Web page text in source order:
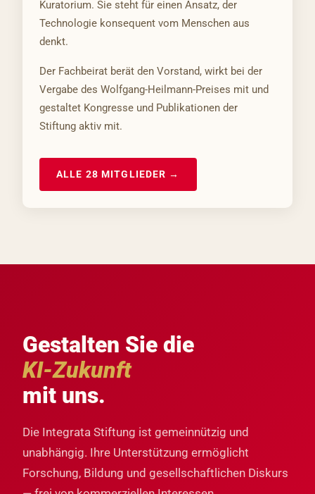
Kuratorium. Sie steht für einen Ansatz, der
Technologie konsequent vom Menschen aus
denkt.
Der Fachbeirat berät den Vorstand, wirkt bei der
Vergabe des Wolfgang-Heilmann-Preises mit und
gestaltet Kongresse und Publikationen der
Stiftung aktiv mit.
ALLE 28 MITGLIEDER →
Gestalten Sie die
KI-Zukunft
mit uns.
Die Integrata Stiftung ist gemeinnützig und
unabhängig. Ihre Unterstützung ermöglicht
Forschung, Bildung und gesellschaftlichen Diskurs